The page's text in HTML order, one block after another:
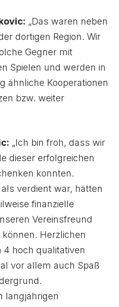
„Das waren neben
dortigen Region. Wir
Gegner mit
Spielen und werden in
ähnliche Kooperationen
bzw. weiter
„Ich bin froh, dass wir
dieser erfolgreichen
konnten.
verdient war, hätten
finanzielle
Vereinsfreund
Herzlichen
hoch qualitativen
vor allem auch Spaß
langjährigen